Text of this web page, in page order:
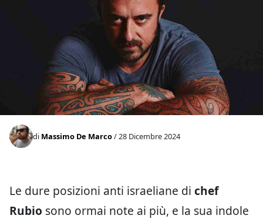
di Massimo De Marco/ 28 Dicembre 2024
Le dure posizioni anti israeliane di chef
Rubio sono ormai note ai più, e la sua indole